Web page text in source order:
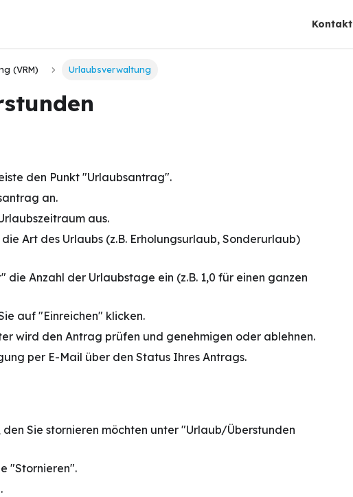
Kontakt
(VRM) Urlaubsverwaltung
den Punkt "Urlaubsantrag".
an.
aus.
Art des Urlaubs (z.B. Erholungsurlaub, Sonderurlaub)
die Anzahl der Urlaubstage ein (z.B. 1,0 für einen ganzen
auf "Einreichen" klicken.
wird den Antrag prüfen und genehmigen oder ablehnen.
per E-Mail über den Status Ihres Antrags.
Sie stornieren möchten unter "Urlaub/Überstunden
"Stornieren".